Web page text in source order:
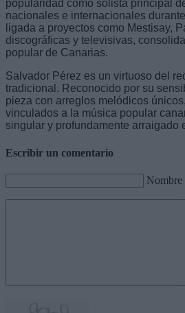
popularidad como solista principal
nacionales e internacionales
ligada a proyectos como Mestisay,
discográficas y televisivas,
popular de Canarias.
Salvador Pérez es un virtuoso del
tradicional. Reconocido por su
pieza con arreglos melódicos
vinculados a la música popular
singular y profundamente arraigado
Escribir un comentario
Nombre